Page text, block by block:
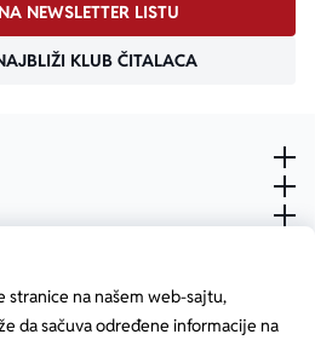
stranice na našem web-sajtu,
da sačuva određene informacije na
NEWSLETTER LISTU
KLUB ČITALACA